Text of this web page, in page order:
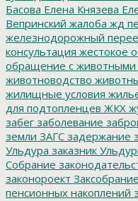
Басова Елена Князева
Вепринский жалоба жд
железнодорожный
консультация жестокое
обращение с животными
животноводство
жилищные условия
для подтопленцев ЖКХ
забег заболевание
земли ЗАГС задержание
Ульдура заказник
Собрание
законороект Заксобрание
пенсионных накоплений